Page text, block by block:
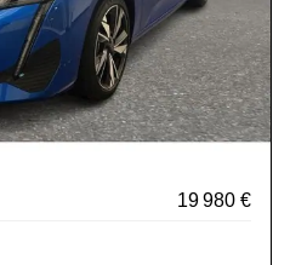
19 980 €